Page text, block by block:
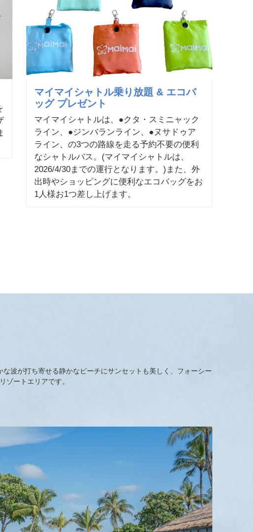
マイマイシャトル乗り放題 & エコバ
ッグ プレゼント
マイマイシャトルは、●クタ・スミニャック
ライン、●ジンバランライン、●ヌサドゥア
ライン、の3つの路線を走る予約不要の便利
なシャトルバス。(マイマイシャトルは、
2026/4/30までの運行となります。)また、外
出時やショッピングに便利なエコバッグをお
1人様お1つ差し上げます。
波が打ち寄せる静かなビーチにサンセットも美しく、フォーシー
ゾートエリアです。